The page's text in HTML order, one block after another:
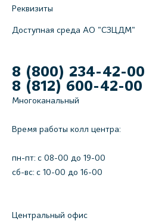
Реквизиты
Доступная среда АО "СЗЦДМ"
8 (800) 234-42-00
8 (812) 600-42-00
Многоканальный
Время работы колл центра:
пн-пт: c 08-00 до 19-00
сб-вс: с 10-00 до 16-00
Центральный офис